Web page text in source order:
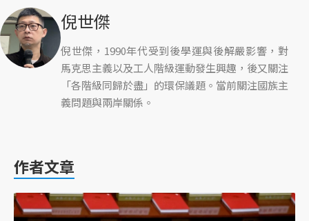
倪世傑
倪世傑，1990年代受到後學運與後解嚴影響，對
馬克思主義以及工人階級運動發生興趣，後又關注
「各階級同歸於盡」的環保議題。當前關注國族主
義問題與兩岸關係。
作者文章